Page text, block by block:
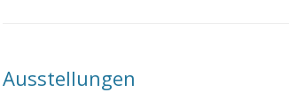
Ausstellungen